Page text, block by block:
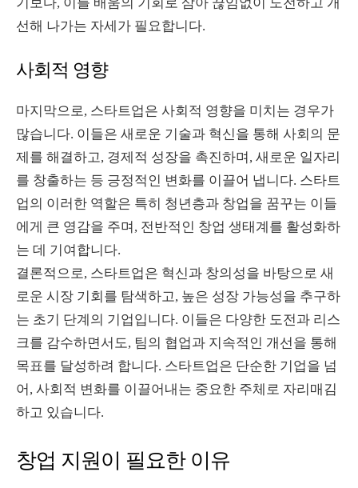
선해 나가는 자세가 필요합니다.
사회적 영향
마지막으로, 스타트업은 사회적 영향을 미치는 경우가
많습니다. 이들은 새로운 기술과 혁신을 통해 사회의 문
제를 해결하고, 경제적 성장을 촉진하며, 새로운 일자리
를 창출하는 등 긍정적인 변화를 이끌어 냅니다. 스타트
업의 이러한 역할은 특히 청년층과 창업을 꿈꾸는 이들
에게 큰 영감을 주며, 전반적인 창업 생태계를 활성화하
는 데 기여합니다.
결론적으로, 스타트업은 혁신과 창의성을 바탕으로 새
로운 시장 기회를 탐색하고, 높은 성장 가능성을 추구하
는 초기 단계의 기업입니다. 이들은 다양한 도전과 리스
크를 감수하면서도, 팀의 협업과 지속적인 개선을 통해
목표를 달성하려 합니다. 스타트업은 단순한 기업을 넘
어, 사회적 변화를 이끌어내는 중요한 주체로 자리매김
하고 있습니다.
창업 지원이 필요한 이유